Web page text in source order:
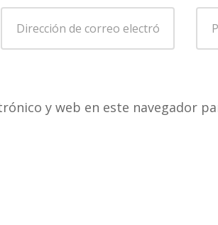
correo
y web en este navegador